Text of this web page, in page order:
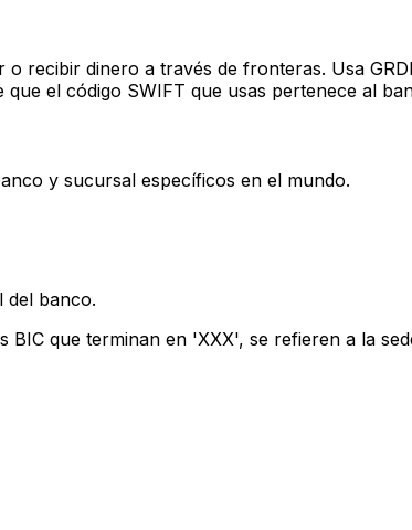
recibir dinero a través de fronteras. Usa
el código SWIFT que usas pertenece al
y sucursal específicos en el mundo.
del banco.
BIC que terminan en 'XXX', se refieren a la